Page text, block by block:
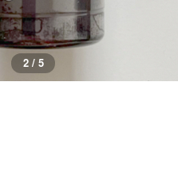
2 / 5